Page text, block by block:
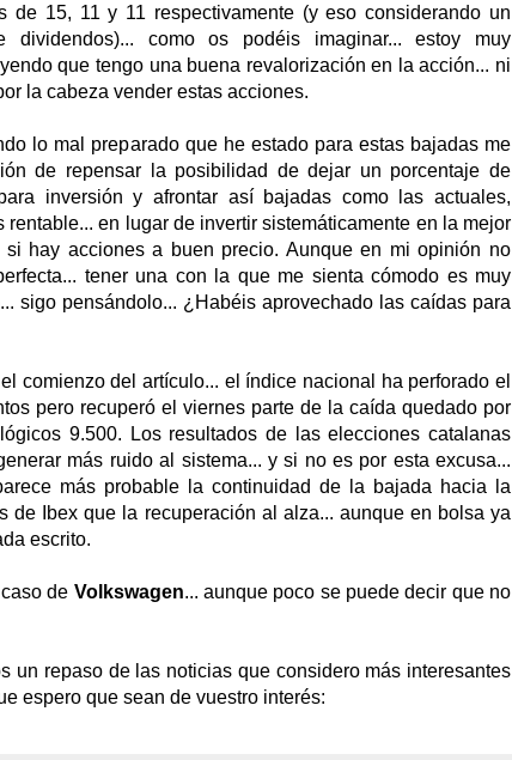
de 15, 11 y 11 respectivamente (y eso considerando un
dividendos)... como os podéis imaginar... estoy muy
que tengo una buena revalorización en la acción... ni
la cabeza vender estas acciones.
lo mal preparado que he estado para estas bajadas me
de repensar la posibilidad de dejar un porcentaje de
inversión y afrontar así bajadas como las actuales,
rentable... en lugar de invertir sistemáticamente en la mejor
si hay acciones a buen precio. Aunque en mi opinión no
tener una con la que me sienta cómodo es muy
sigo pensándolo... ¿Habéis aprovechado las caídas para
comienzo del artículo... el índice nacional ha perforado el
pero recuperó el viernes parte de la caída quedado por
9.500. Los resultados de las elecciones catalanas
más ruido al sistema... y si no es por esta excusa...
más probable la continuidad de la bajada hacia la
de Ibex que la recuperación al alza... aunque en bolsa ya
escrito.
de Volkswagen... aunque poco se puede decir que no
un repaso de las noticias que considero más interesantes
espero que sean de vuestro interés: